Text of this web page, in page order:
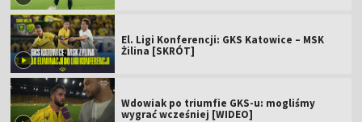
El. Ligi Konferencji: GKS Katowice – MSK
Żilina [SKRÓT]
Wdowiak po triumfie GKS-u: mogliśmy
wygrać wcześniej [WIDEO]